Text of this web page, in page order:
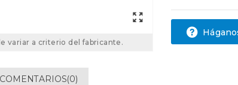
variar a criterio del fabricante.
COMENTARIOS(0)